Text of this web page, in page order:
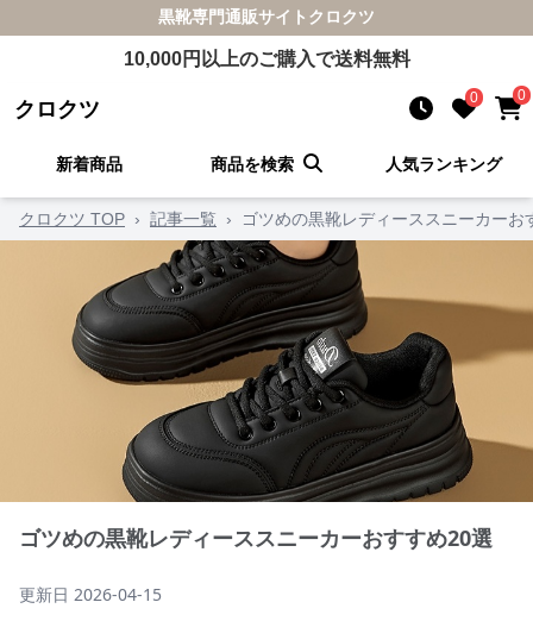
黒靴専門通販サイト クロクツ
10,000円以上のご購入で送料無料
クロクツ 0 0
新着商品 商品を検索 人気ランキング
クロクツ TOP › 記事一覧 › ゴツめの黒靴レディーススニーカーお
ゴツめの黒靴レディーススニーカーおすすめ20選
更新日 2026-04-15